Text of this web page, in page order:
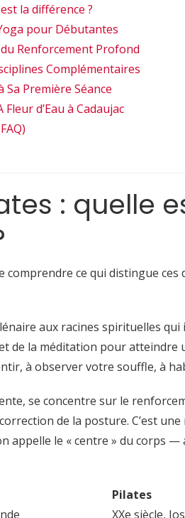
la différence ?
pour Débutantes
Renforcement Profond
Complémentaires
Première Séance
d’Eau à Cadaujac
: quelle
comprendre ce qui distingue
aux racines spirituelles
de la méditation pour
à observer votre souffle, à
se concentre sur le
de la posture. C’est
appelle le « centre » du corps
Pilates
XXe siècle,